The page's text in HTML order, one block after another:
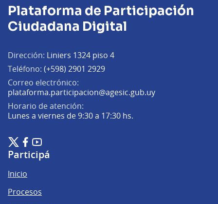
Plataforma de Participación
Ciudadana Digital
Dirección: Liniers 1324 piso 4
Teléfono: (+598) 2901 2929
Correo electrónico:
plataforma.participacion@agesic.gub.uy(Abrir en una
Horario de atención:
Lunes a viernes de 9:30 a 17:30 hs.
Plataforma de Participación Ciudadana Digital en X
(Enlace externo)
Plataforma de Participación Ciudadana Digital en Facebook
(Enlace externo)
Plataforma de Participación Ciudadana Digital en
(Enlace externo)
Participá
Inicio
Procesos